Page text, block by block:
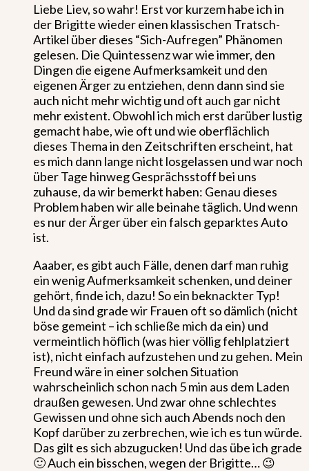
Liebe Liev, so wahr! Erst vor kurzem habe ich in
der Brigitte wieder einen klassischen Tratsch-
Artikel über dieses “Sich-Aufregen” Phänomen
gelesen. Die Quintessenz war wie immer, den
Dingen die eigene Aufmerksamkeit und den
eigenen Ärger zu entziehen, denn dann sind sie
auch nicht mehr wichtig und oft auch gar nicht
mehr existent. Obwohl ich mich erst darüber lustig
gemacht habe, wie oft und wie oberflächlich
dieses Thema in den Zeitschriften erscheint, hat
es mich dann lange nicht losgelassen und war noch
über Tage hinweg Gesprächsstoff bei uns
zuhause, da wir bemerkt haben: Genau dieses
Problem haben wir alle beinahe täglich. Und wenn
es nur der Ärger über ein falsch geparktes Auto
ist.
Aaaber, es gibt auch Fälle, denen darf man ruhig
ein wenig Aufmerksamkeit schenken, und deiner
gehört, finde ich, dazu! So ein beknackter Typ!
Und da sind grade wir Frauen oft so dämlich (nicht
böse gemeint – ich schließe mich da ein) und
vermeintlich höflich (was hier völlig fehlplatziert
ist), nicht einfach aufzustehen und zu gehen. Mein
Freund wäre in einer solchen Situation
wahrscheinlich schon nach 5 min aus dem Laden
draußen gewesen. Und zwar ohne schlechtes
Gewissen und ohne sich auch Abends noch den
Kopf darüber zu zerbrechen, wie ich es tun würde.
Das gilt es sich abzugucken! Und das übe ich grade
🙂 Auch ein bisschen, wegen der Brigitte… 😉